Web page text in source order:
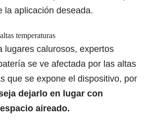
la aplicación deseada.
temperaturas
lugares calurosos, expertos
se ve afectada por las altas
que se expone el dispositivo, por
dejarlo en lugar con
aireado.